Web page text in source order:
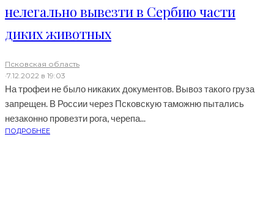
нелегально вывезти в Сербию части
диких животных
Псковская область
·7.12.2022 в 19:03
На трофеи не было никаких документов. Вывоз такого груза
запрещен. В России через Псковскую таможню пытались
незаконно провезти рога, черепа...
ПОДРОБНЕЕ